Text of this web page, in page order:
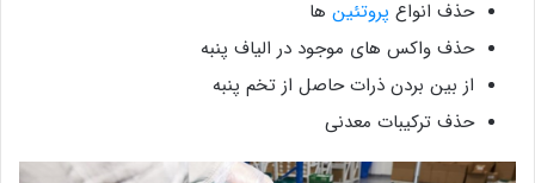
حذف انواع پروتئین ها
حذف واکس های موجود در الیاف پنبه
از بین بردن ذرات حاصل از تخم پنبه
حذف ترکیبات معدنی